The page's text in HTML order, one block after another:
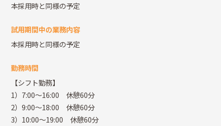
本採用時と同様の予定
試用期間中の業務内容
本採用時と同様の予定
勤務時間
【シフト勤務】
1）7:00～16:00 休憩60分
2）9:00～18:00 休憩60分
3）10:00～19:00 休憩60分